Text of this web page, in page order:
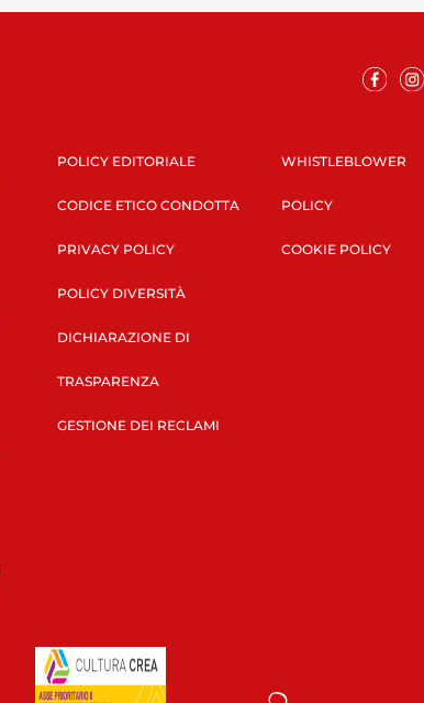
POLICY EDITORIALE
CODICE ETICO CONDOTTA
PRIVACY POLICY
POLICY DIVERSITÀ
DICHIARAZIONE DI
TRASPARENZA
GESTIONE DEI RECLAMI
WHISTLEBLOWER
POLICY
COOKIE POLICY